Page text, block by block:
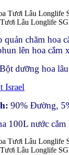
Lâu Longlife
quản chăm hoa
lên hoa cắm
dưỡng hoa
Israel
90% Đường,
100L nước cắm
Lâu Longlife